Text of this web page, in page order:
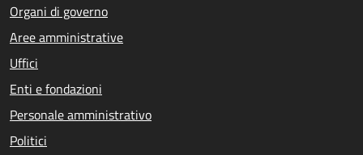
Organi di governo
Aree amministrative
Uffici
Enti e fondazioni
Personale amministrativo
Politici